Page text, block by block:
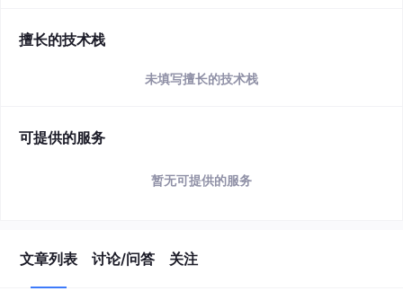
擅长的技术栈
未填写擅长的技术栈
可提供的服务
暂无可提供的服务
文章列表 讨论/问答 关注